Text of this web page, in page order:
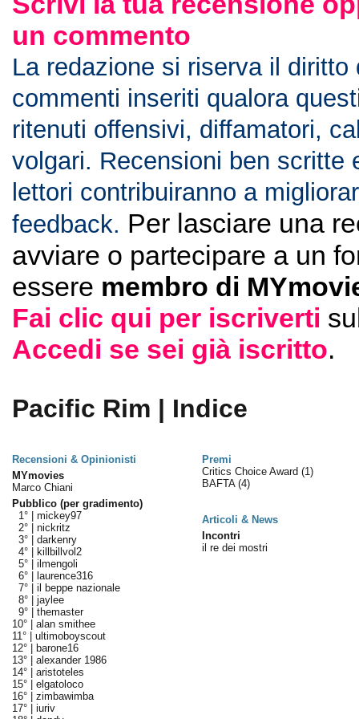
un commento
La redazione si riserva il diritto
commenti inseriti qualora
ritenuti offensivi, diffamatori,
volgari. Recensioni ben scritte
lettori contribuiranno a
feedback. Per lasciare una
avviare o partecipare a un
essere membro di
Fai clic qui per iscriverti
Accedi se sei già iscritto.
Pacific Rim | Indice
Recensioni & Opinionisti
Premi
MYmovies
Marco Chiani
Pubblico (per gradimento)
1° | mickey97
2° | nickritz
3° | darkenry
4° |
killbillvol2
5° | ilmengoli
6° |
laurence316
7° | il beppe nazionale
8° | jaylee
9° | themaster
10° | alan smithee
11° | ultimoboyscout
12° |
barone16
13° | alexander 1986
14° | aristoteles
15° | elgatoloco
16° | zimbawimba
17° | iuriv
Critics Choice Award (1)
BAFTA (4)
Articoli & News
Incontri
il re dei mostri